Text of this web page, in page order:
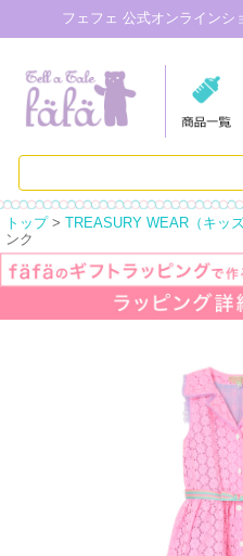
フェフェ 公式オンラインシ
トップ> TREASURY WEAR（キッズ
ンク